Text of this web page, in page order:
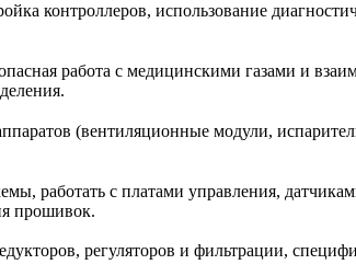
контроллеров, использование
работа с медицинскими газами и
(вентиляционные модули,
работать с платами управления,
прошивок.
регуляторов и фильтрации,